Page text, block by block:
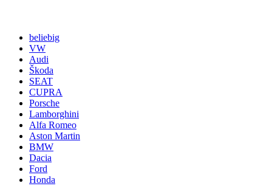
beliebig
VW
Audi
Škoda
SEAT
CUPRA
Porsche
Lamborghini
Alfa Romeo
Aston Martin
BMW
Dacia
Ford
Honda